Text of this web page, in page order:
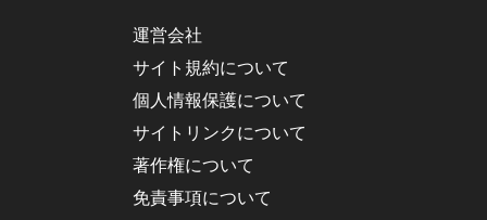
運営会社
サイト規約について
個人情報保護について
サイトリンクについて
著作権について
免責事項について